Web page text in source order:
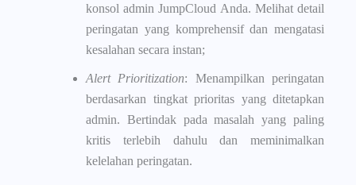
konsol admin JumpCloud Anda. Melihat detail
peringatan yang komprehensif dan mengatasi
kesalahan secara instan;
Alert Prioritization: Menampilkan peringatan
berdasarkan tingkat prioritas yang ditetapkan
admin. Bertindak pada masalah yang paling
kritis terlebih dahulu dan meminimalkan
kelelahan peringatan.